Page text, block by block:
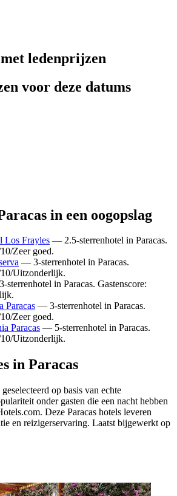
ledenprijzen
voor deze datums
in een oogopslag
Los Frayles — 2.5-sterrenhotel in Paracas.
Zeer goed.
— 3-sterrenhotel in Paracas.
10/Uitzonderlijk.
sterrenhotel in Paracas. Gastenscore:
Paracas — 3-sterrenhotel in Paracas.
Zeer goed.
Paracas — 5-sterrenhotel in Paracas.
10/Uitzonderlijk.
in Paracas
op basis van echte
onder gasten die een nacht hebben
Deze Paracas hotels leveren
en reizigerservaring. Laatst bijgewerkt op